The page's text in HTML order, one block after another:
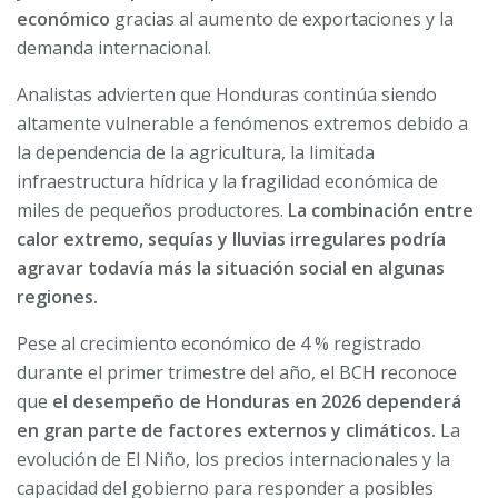
económico gracias al aumento de exportaciones y la
demanda internacional.
Analistas advierten que Honduras continúa siendo
altamente vulnerable a fenómenos extremos debido a
la dependencia de la agricultura, la limitada
infraestructura hídrica y la fragilidad económica de
miles de pequeños productores. La combinación entre
calor extremo, sequías y lluvias irregulares podría
agravar todavía más la situación social en algunas
regiones.
Pese al crecimiento económico de 4 % registrado
durante el primer trimestre del año, el BCH reconoce
que el desempeño de Honduras en 2026 dependerá
en gran parte de factores externos y climáticos. La
evolución de El Niño, los precios internacionales y la
capacidad del gobierno para responder a posibles